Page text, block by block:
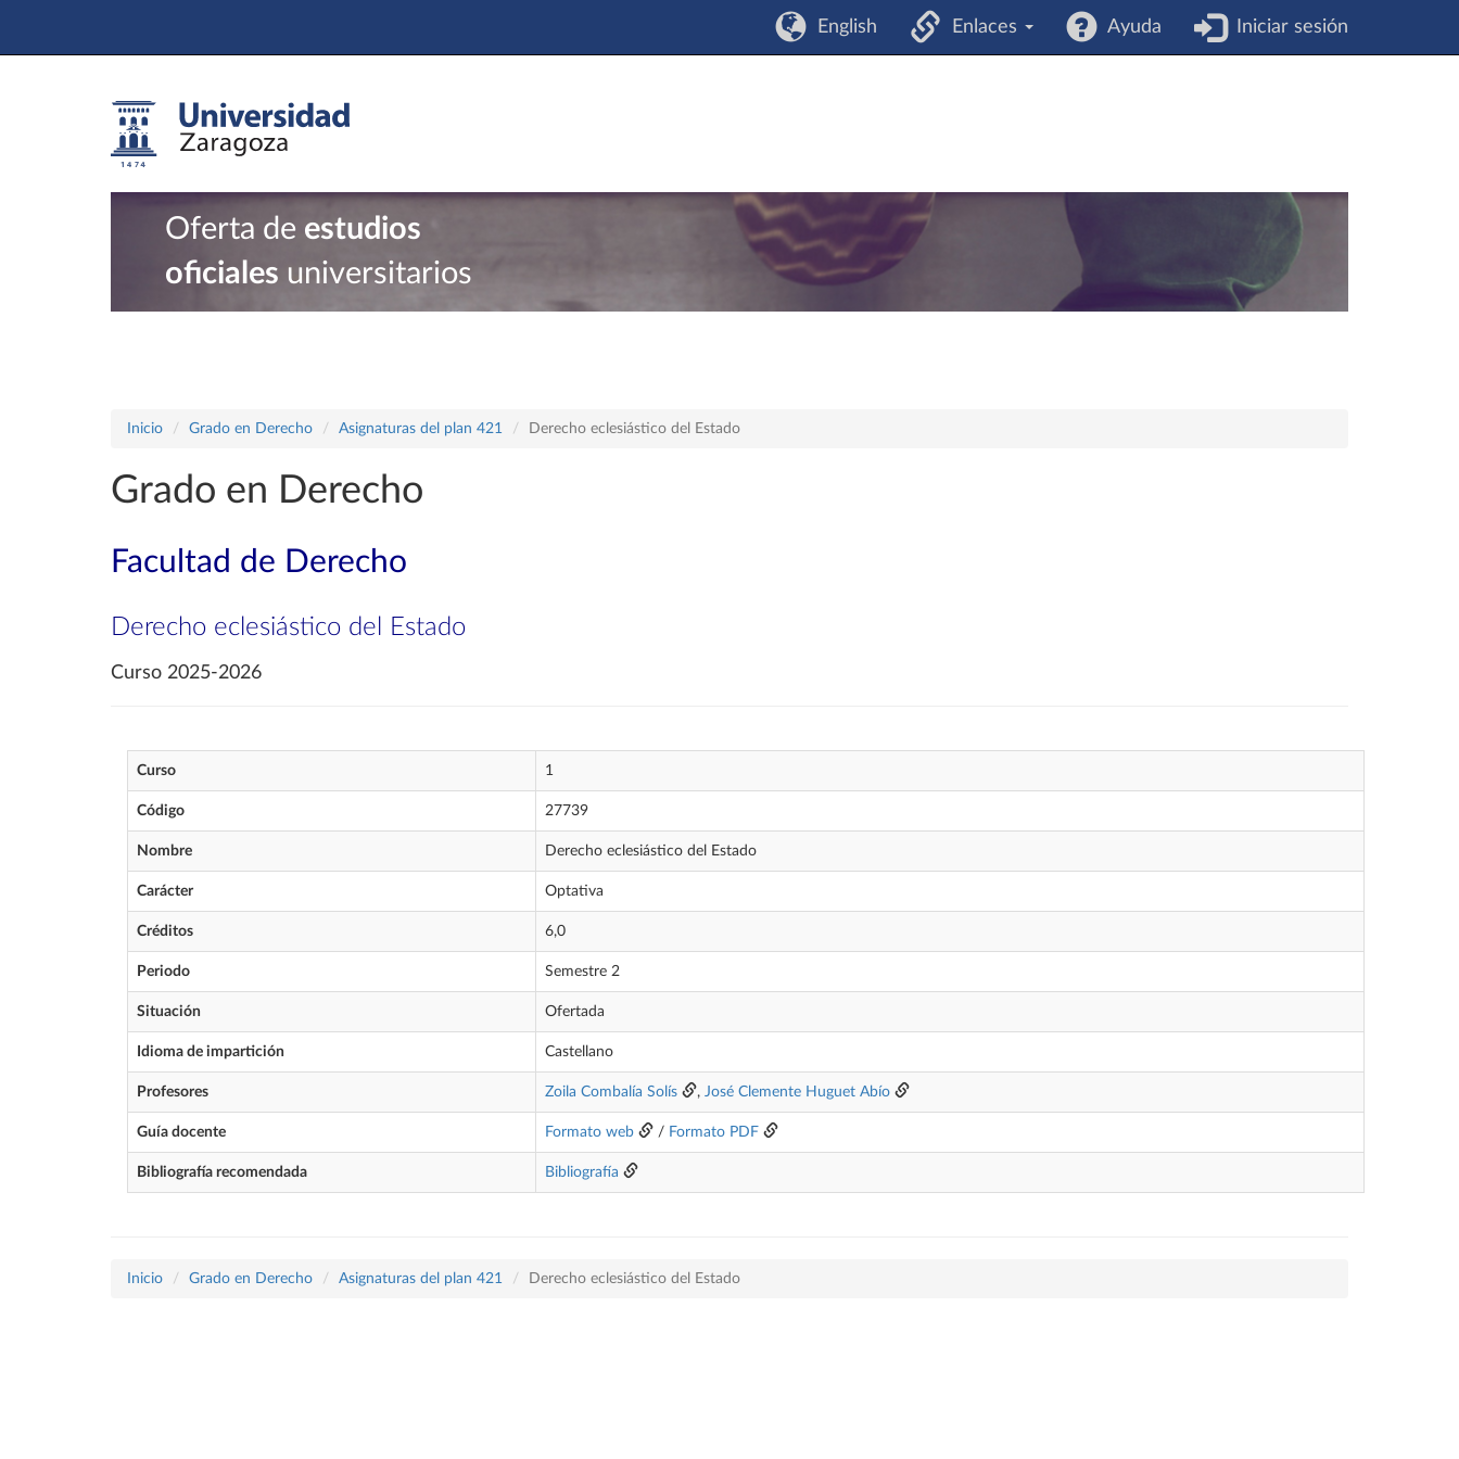
English Enlaces Ayuda Iniciar sesión
Oferta de estudios
oficiales universitarios
Inicio Grado en Derecho Asignaturas del plan 421 Derecho eclesiástico del Estado
Grado en Derecho
Facultad de Derecho
Derecho eclesiástico del Estado
Curso 2025-2026
Curso 1
Código 27739
Nombre Derecho eclesiástico del Estado
Carácter Optativa
Créditos 6,0
Periodo Semestre 2
Situación Ofertada
Idioma de impartición Castellano
Profesores Zoila Combalía Solís , José Clemente Huguet Abío
Guía docente Formato web / Formato PDF
Bibliografía recomendada Bibliografía
Inicio Grado en Derecho Asignaturas del plan 421 Derecho eclesiástico del Estado